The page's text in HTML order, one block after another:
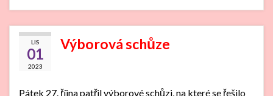
LIS
01
2023
Výborová schůze
Pátek 27. října patřil výborové schůzi, na které se řešilo